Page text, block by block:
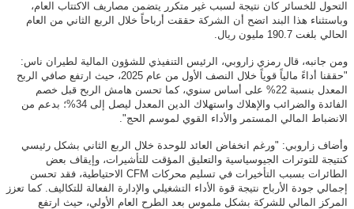
التحول للخسائر كان نتيجة لسبب غير متكرر يتضمن مصاريف الاكتتاب العام،
وباستثناء هذا البند اتضح أن الشركة حققت أرباحاً خلال الربع الثاني من العام
الحالي بلغت 190.7 مليون ريال.
ومن جانبه، قال رمزي زاروبي، الرئيس التنفيذي للشؤون المالية لطيران ناس:
"حققنا أداءً مالياً قوياً خلال النصف الأول من عام 2025، حيث ارتفع صافي الربح
المعدل بنسبة 22% على أساس سنوي، كما تحسن هامش الربح قبل خصم
الفائدة والضرائب والإهلاك واستهلاك الدين المعدل ليصل إلى 34%؛ بدعم من
الانضباط المالي المستمر والأداء القوي لموسم الحج".
وأضاف زاروبي: "ورغم انخفاض العائد للوحدة خلال الربع الثاني بشكل رئيسي
كنتيجة للتوترات الجيوسياسية والتعليق المؤقت للتأشيرات، وإيقاف بعض
الطائرات بسبب التأخيرات في تسليم محركات CFM الاحتياطية، فقد تحسن
إجمالي جودة الأرباح نتيجة قوة الأداء التشغيلي والإدارة الفعالة للتكاليف. كما تعزز
المركز المالي للشركة بشكل ملموس بعد الطرح العام الأولي، حيث ارتفع